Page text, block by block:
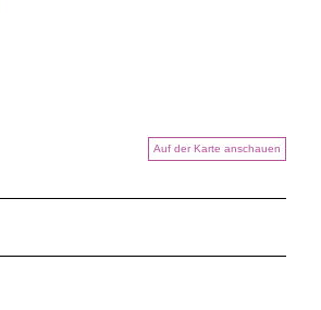
Auf der Karte anschauen